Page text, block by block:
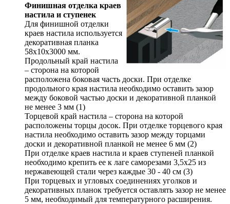
Финишная отделка краев
настила и ступенек
Для финишной отделки
краев настила используется
декоративная планка
58х10х3000 мм.
Продольный край настила
– сторона на которой
расположена боковая часть доски. При отделке
продольного края настила необходимо оставить зазор
между боковой частью доски и декоративной планкой
не менее 3 мм (1)
Торцевой край настила – сторона на которой
расположены торцы досок. При отделке торцевого края
настила необходимо оставить зазор между торцами
доски и декоративной планкой не менее 6 мм (2)
При отделке краев настила и краев ступеней планкой
необходимо крепить ее к лаге саморезами 3,5х25 из
нержавеющей стали через каждые 30 - 40 см (3)
При торцевых и угловых соединениях уголков и
декоративных планок требуется оставлять зазор не менее
5 мм, необходимый для температурного расширения.